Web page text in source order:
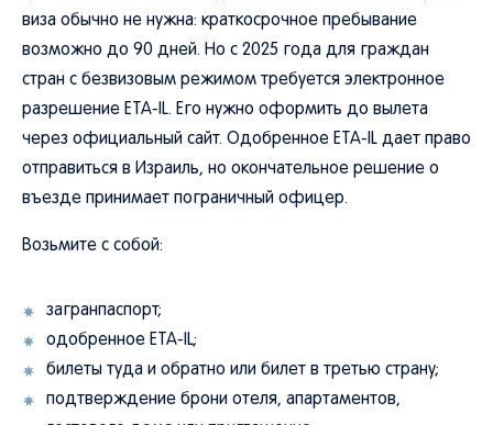
виза обычно не нужна: краткосрочное пребывание
возможно до 90 дней. Но с 2025 года для граждан
стран с безвизовым режимом требуется электронное
разрешение ETA-IL. Его нужно оформить до вылета
через официальный сайт. Одобренное ETA-IL дает право
отправиться в Израиль, но окончательное решение о
въезде принимает пограничный офицер.
Возьмите с собой:
загранпаспорт;
одобренное ETA-IL;
билеты туда и обратно или билет в третью страну;
подтверждение брони отеля, апартаментов,